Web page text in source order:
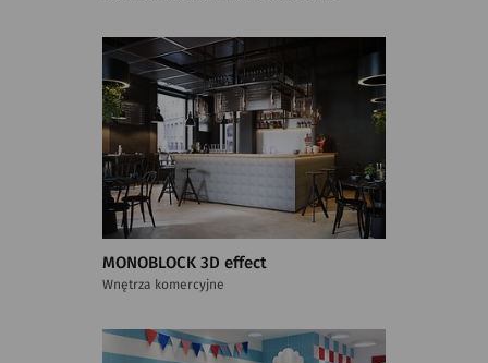
MONOBLOCK 3D effect
Wnętrza komercyjne